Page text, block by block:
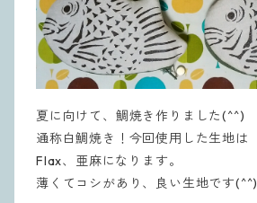
夏に向けて、鯛焼き作りました(^^)
通称白鯛焼き！今回使用した生地は
Flax、亜麻になります。
薄くてコシがあり、良い生地です(^^)